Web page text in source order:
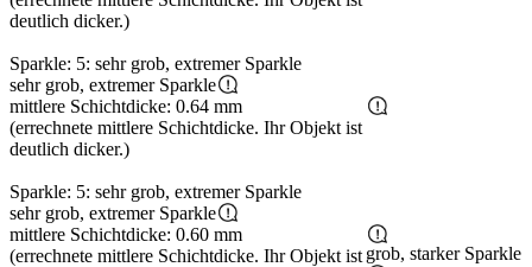
deutlich dicker.)
Sparkle: 5: sehr grob, extremer Sparkle
sehr grob, extremer Sparkle
mittlere Schichtdicke: 0.64 mm
(errechnete mittlere Schichtdicke. Ihr Objekt ist
deutlich dicker.)
Sparkle: 5: sehr grob, extremer Sparkle
sehr grob, extremer Sparkle
mittlere Schichtdicke: 0.60 mm
(errechnete mittlere Schichtdicke. Ihr Objekt ist grob, starker Sparkle